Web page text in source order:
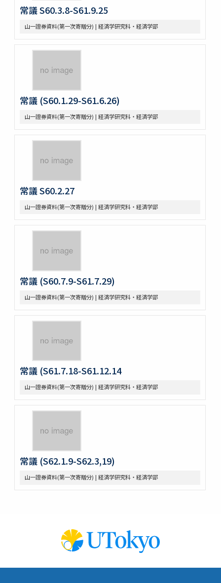
常議 S60.3.8-S61.9.25
山一證券資料(第一次寄贈分) | 経済学研究科・経済学部
常議 (S60.1.29-S61.6.26)
山一證券資料(第一次寄贈分) | 経済学研究科・経済学部
常議 S60.2.27
山一證券資料(第一次寄贈分) | 経済学研究科・経済学部
常議 (S60.7.9-S61.7.29)
山一證券資料(第一次寄贈分) | 経済学研究科・経済学部
常議 (S61.7.18-S61.12.14
山一證券資料(第一次寄贈分) | 経済学研究科・経済学部
常議 (S62.1.9-S62.3,19)
山一證券資料(第一次寄贈分) | 経済学研究科・経済学部